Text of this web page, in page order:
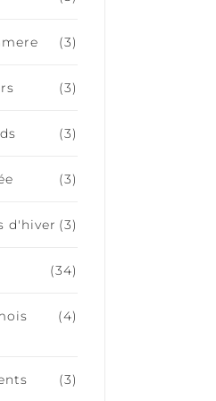
(3)
(3)
(3)
(3)
(3)
d'hiver
(34)
(4)
(3)